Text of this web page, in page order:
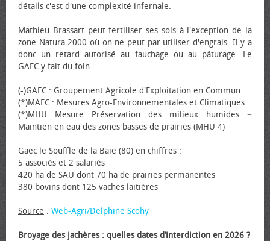
détails c'est d'une complexité infernale.
Mathieu Brassart peut fertiliser ses sols à l'exception de la
zone Natura 2000 où on ne peut par utiliser d'engrais. Il y a
donc un retard autorisé au fauchage ou au pâturage. Le
GAEC y fait du foin.
(-)GAEC : Groupement Agricole d'Exploitation en Commun
(*)MAEC : Mesures Agro-Environnementales et Climatiques
(*)MHU Mesure Préservation des milieux humides −
Maintien en eau des zones basses de prairies (MHU 4)
Gaec le Souffle de la Baie (80) en chiffres :
5 associés et 2 salariés
420 ha de SAU dont 70 ha de prairies permanentes
380 bovins dont 125 vaches laitières
Source : Web-Agri/Delphine Scohy
Broyage des jachères : quelles dates d’interdiction en 2026 ?